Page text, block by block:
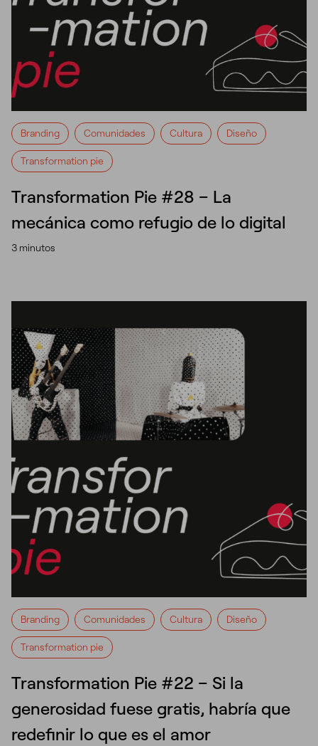
Branding Comunidades Cultura Diseño
Transformation pie
Transformation Pie #28 – La
mecánica como refugio de lo digital
3 minutos
Branding Comunidades Cultura Diseño
Transformation pie
Transformation Pie #22 – Si la
generosidad fuese gratis, habría que
redefinir lo que es el amor